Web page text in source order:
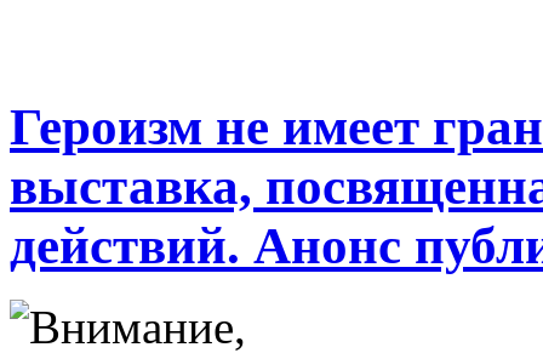
Героизм не имеет
выставка,
действий. Анонс